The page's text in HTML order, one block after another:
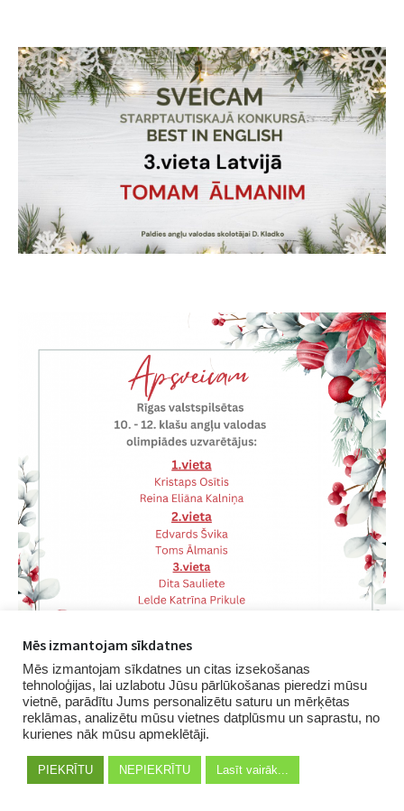
Mēs izmantojam sīkdatnes
Mēs izmantojam sīkdatnes un citas izsekošanas
tehnoloģijas, lai uzlabotu Jūsu pārlūkošanas pieredzi mūsu
vietnē, parādītu Jums personalizētu saturu un mērķētas
reklāmas, analizētu mūsu vietnes datplūsmu un saprastu, no
kurienes nāk mūsu apmeklētāji.
PIEKRĪTU NEPIEKRĪTU Lasīt vairāk...